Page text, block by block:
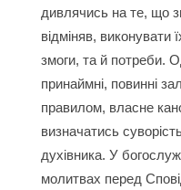
дивлячись на те, що
відміняв, виконувати
змоги, та й потреби.
принаймні, повинні
правилом, власне
визначатись
духівника. У
молитвах перед